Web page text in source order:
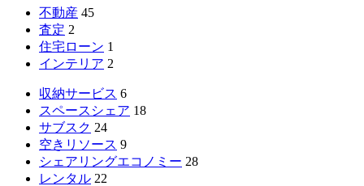
不動産 45
査定 2
住宅ローン 1
インテリア 2
収納サービス 6
スペースシェア 18
サブスク 24
空きリソース 9
シェアリングエコノミー 28
レンタル 22